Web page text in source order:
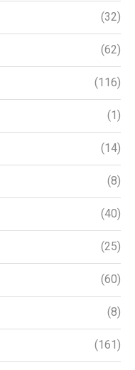
(32)
(62)
(116)
(1)
(14)
(8)
(40)
(25)
(60)
(8)
(161)